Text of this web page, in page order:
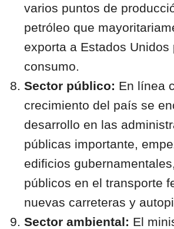
varios puntos de
petróleo que
exporta a Estados Unidos
consumo.
Sector público: En línea
crecimiento del país se
desarrollo en las
públicas importante,
edificios
públicos en el transporte
nuevas carreteras y
Sector ambiental: El